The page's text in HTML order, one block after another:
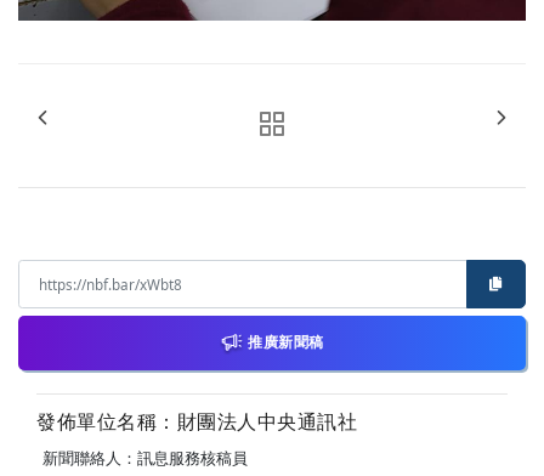
推廣新聞稿
發佈單位名稱：財團法人中央通訊社
新聞聯絡人：訊息服務核稿員